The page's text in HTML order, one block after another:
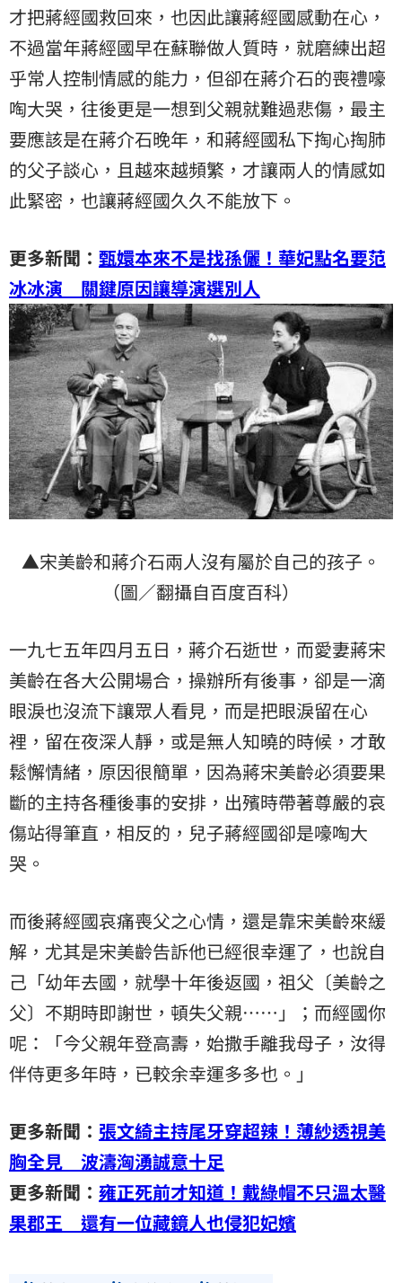
才把蔣經國救回來，也因此讓蔣經國感動在心，
不過當年蔣經國早在蘇聯做人質時，就磨練出超
乎常人控制情感的能力，但卻在蔣介石的喪禮嚎
啕大哭，往後更是一想到父親就難過悲傷，最主
要應該是在蔣介石晚年，和蔣經國私下掏心掏肺
的父子談心，且越來越頻繁，才讓兩人的情感如
此緊密，也讓蔣經國久久不能放下。
更多新聞： 甄嬛本來不是找孫儷！華妃點名要范
冰冰演 關鍵原因讓導演選別人
▲宋美齡和蔣介石兩人沒有屬於自己的孩子。
（圖／翻攝自百度百科）
一九七五年四月五日，蔣介石逝世，而愛妻蔣宋
美齡在各大公開場合，操辦所有後事，卻是一滴
眼淚也沒流下讓眾人看見，而是把眼淚留在心
裡，留在夜深人靜，或是無人知曉的時候，才敢
鬆懈情緒，原因很簡單，因為蔣宋美齡必須要果
斷的主持各種後事的安排，出殯時帶著尊嚴的哀
傷站得筆直，相反的，兒子蔣經國卻是嚎啕大
哭。
而後蔣經國哀痛喪父之心情，還是靠宋美齡來緩
解，尤其是宋美齡告訴他已經很幸運了，也說自
己「幼年去國，就學十年後返國，祖父〔美齡之
父〕不期時即謝世，頓失父親……」；而經國你
呢：「今父親年登高壽，始撒手離我母子，汝得
伴侍更多年時，已較余幸運多多也。」
更多新聞： 張文綺主持尾牙穿超辣！薄紗透視美
胸全見 波濤洶湧誠意十足
更多新聞： 雍正死前才知道！戴綠帽不只溫太醫
果郡王 還有一位藏鏡人也侵犯妃嬪